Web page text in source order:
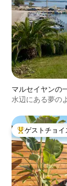
マルセイヤンの
水辺にある夢の
大好評のゲスト
ゲストチョイ